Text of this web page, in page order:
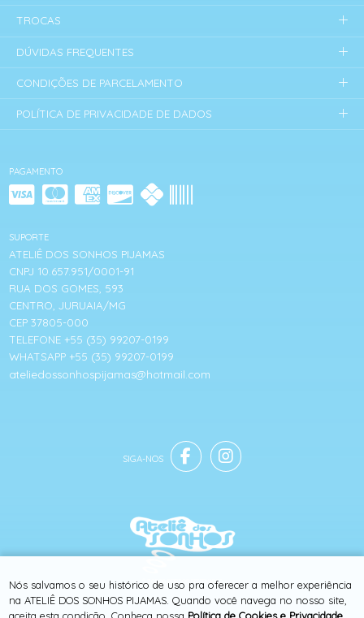
PAGAMENTO
SUPORTE
ATELIÊ DOS SONHOS PIJAMAS
CNPJ 10.657.951/0001-91
RUA DOS GOMES, 593
CENTRO, JURUAIA/MG
CEP 37805-000
TELEFONE +55 (35) 99207-0199
WHATSAPP +55 (35) 99207-0199
ateliedossonhospijamas@hotmail.com
TROCAS
DÚVIDAS FREQUENTES
CONDIÇÕES DE PARCELAMENTO
POLÍTICA DE PRIVACIDADE DE DADOS
® TODOS DIREITOS RESERVADOS
Nós salvamos o seu histórico de uso pra oferecer a melhor experiência
na ATELIÊ DOS SONHOS PIJAMAS. Quando você navega no nosso site,